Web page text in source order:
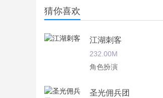
猜你喜欢
江湖刺客
232.00M
角色扮演
圣光佣兵团